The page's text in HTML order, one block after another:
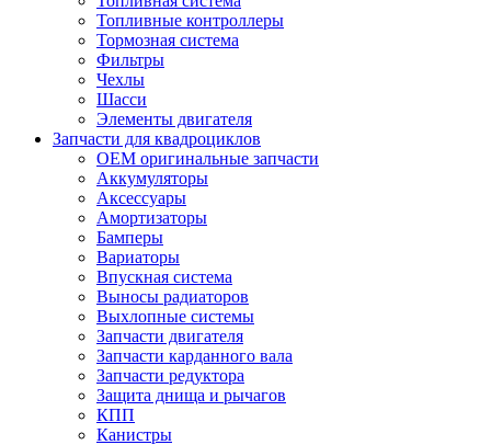
Топливные контроллеры
Тормозная система
Фильтры
Чехлы
Шасси
Элементы двигателя
Запчасти для квадроциклов
OEM оригинальные запчасти
Аккумуляторы
Аксессуары
Амортизаторы
Бамперы
Вариаторы
Впускная система
Выносы радиаторов
Выхлопные системы
Запчасти двигателя
Запчасти карданного вала
Запчасти редуктора
Защита днища и рычагов
КПП
Канистры